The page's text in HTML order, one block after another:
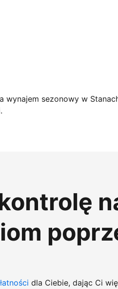
wynajem sezonowy w
dla Ciebie, dając Ci